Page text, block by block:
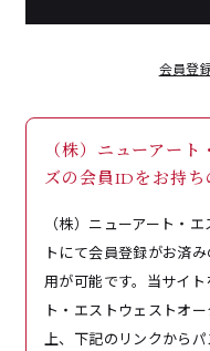
会員登
（株）ニューアー
ズの会員IDをお持ち
（株）ニューアート・
トにて会員登録がお済
用が可能です。当サイ
ト・エストウェストオ
上、下記のリンクから